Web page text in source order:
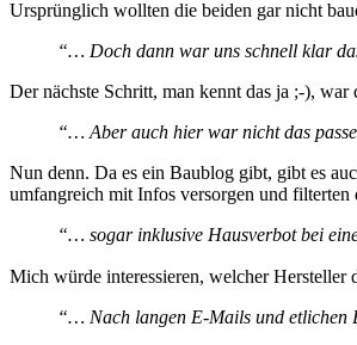
Ursprünglich wollten die beiden gar nicht
“… Doch dann war uns schnell klar
Der nächste Schritt, man kennt das ja ;-),
“… Aber auch hier war nicht das
Nun denn. Da es ein Baublog gibt, gibt es
umfangreich mit Infos versorgen und filterten
“… sogar inklusive Hausverbot bei
Mich würde interessieren, welcher Hersteller
“… Nach langen E-Mails und etlichen